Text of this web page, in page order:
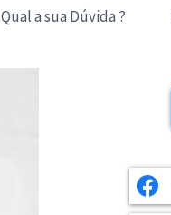
Qual a sua Dúvida ?